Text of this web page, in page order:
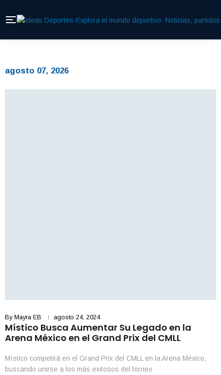
agosto 07, 2026
By Mayra EB agosto 24, 2024
Místico Busca Aumentar Su Legado en la
Arena México en el Grand Prix del CMLL
Místico competirá en el Grand Prix del CMLL en la Arena México,
buscando unirse a los más exitosos del torneo